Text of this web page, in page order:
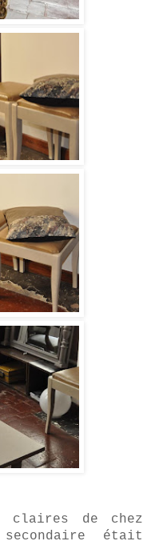
de chez
était